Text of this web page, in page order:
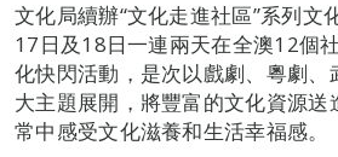
文化局續辦“文化走進社區”系列文
17日及18日一連兩天在全澳12個
化快閃活動，是次以戲劇、粵劇、
大主題展開，將豐富的文化資源送
常中感受文化滋養和生活幸福感。